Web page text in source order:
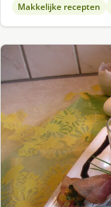
Makkelijke recepten